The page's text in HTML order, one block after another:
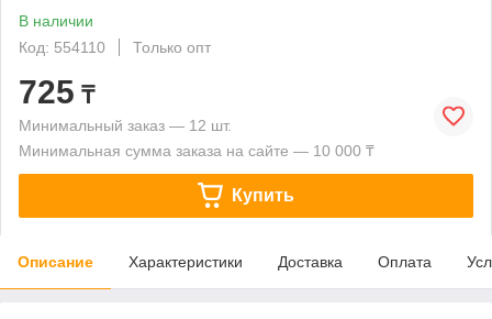
В наличии
Код: 554110
Только опт
725 ₸
Минимальный заказ — 12 шт.
Минимальная сумма заказа на сайте — 10 000 ₸
Купить
Описание Характеристики Доставка Оплата